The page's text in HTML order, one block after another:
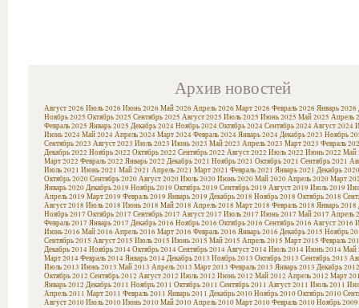
Архив новостей
Август 2026 Июль 2026 Июнь 2026 Май 2026 Апрель 2026 Март 2026 Февраль 2026 Январь 2026
Ноябрь 2025 Октябрь 2025 Сентябрь 2025 Август 2025 Июль 2025 Июнь 2025 Май 2025 Апрель
Февраль 2025 Январь 2025 Декабрь 2024Ноябрь 2024Октябрь 2024Сентябрь 2024Август 2024
Июнь 2024Май 2024Апрель 2024Март 2024Февраль 2024Январь 2024Декабрь 2023 Ноябрь
Сентябрь 2023 Август 2023 Июль 2023 Июнь 2023 Май 2023 Апрель 2023 Март 2023 Февраль
Декабрь 2022 Ноябрь 2022 Октябрь 2022 Сентябрь 2022 Август 2022 Июль 2022 Июнь 2022 Май
Март 2022 Февраль 2022 Январь 2022 Декабрь 2021 Ноябрь 2021 Октябрь 2021 Сентябрь 2021
Июль 2021 Июнь 2021 Май 2021 Апрель 2021 Март 2021 Февраль 2021 Январь 2021 Декабрь 2020
Октябрь 2020Сентябрь 2020Август 2020Июль 2020Июнь 2020Май 2020Апрель 2020Март
Январь 2020Декабрь 2019 Ноябрь 2019 Октябрь 2019 Сентябрь 2019 Август 2019 Июль 2019
Апрель 2019 Март 2019 Февраль 2019 Январь 2019 Декабрь 2018 Ноябрь 2018 Октябрь 2018
Август 2018 Июль 2018 Июнь 2018 Май 2018 Апрель 2018 Март 2018 Февраль 2018 Январь 2018
Ноябрь 2017 Октябрь 2017 Сентябрь 2017 Август 2017 Июль 2017 Июнь 2017 Май 2017 Апрель
Февраль 2017 Январь 2017 Декабрь 2016 Ноябрь 2016 Октябрь 2016 Сентябрь 2016 Август 2016
Июнь 2016 Май 2016 Апрель 2016 Март 2016 Февраль 2016 Январь 2016 Декабрь 2015 Ноябрь
Сентябрь 2015 Август 2015 Июль 2015 Июнь 2015 Май 2015 Апрель 2015 Март 2015 Февраль
Декабрь 2014Ноябрь 2014Октябрь 2014Сентябрь 2014Август 2014Июль 2014Июнь 2014Май
Март 2014Февраль 2014Январь 2014Декабрь 2013 Ноябрь 2013 Октябрь 2013 Сентябрь 2013
Июль 2013 Июнь 2013 Май 2013 Апрель 2013 Март 2013 Февраль 2013 Январь 2013 Декабрь 2012
Октябрь 2012 Сентябрь 2012 Август 2012 Июль 2012 Июнь 2012 Май 2012 Апрель 2012 Март
Январь 2012 Декабрь 2011 Ноябрь 2011 Октябрь 2011 Сентябрь 2011 Август 2011 Июль 2011
Апрель 2011 Март 2011 Февраль 2011 Январь 2011 Декабрь 2010Ноябрь 2010Октябрь 2010
Август 2010Июль 2010Июнь 2010Май 2010Апрель 2010Март 2010Февраль 2010Ноябрь 2009